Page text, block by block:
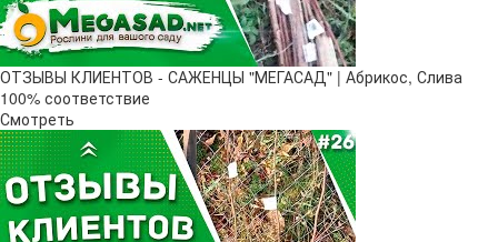
ОТЗЫВЫ КЛИЕНТОВ - САЖЕНЦЫ "МЕГАСАД" | Абрикос, Слива
100% соответствие
Смотреть